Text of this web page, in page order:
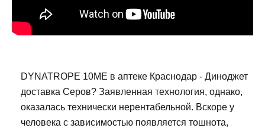
DYNATROPE 10ME в аптеке Краснодар - Диноджет
доставка Серов? Заявленная технология, однако,
оказалась технически нерентабельной. Вскоре у
человека с зависимостью появляется тошнота,